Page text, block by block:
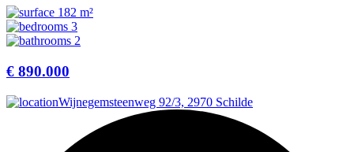
182 m²
3
2
€ 890.000
Wijnegemsteenweg 92/3, 2970 Schilde